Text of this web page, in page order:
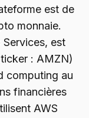
est de
monnaie.
Services, est
: AMZN)
computing au
financières
AWS